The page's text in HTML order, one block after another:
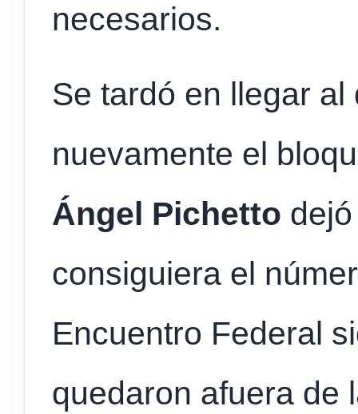
necesarios.
Se tardó en llegar
nuevamente el
Ángel Pichetto
consiguiera el
Encuentro Federal
quedaron afuera de